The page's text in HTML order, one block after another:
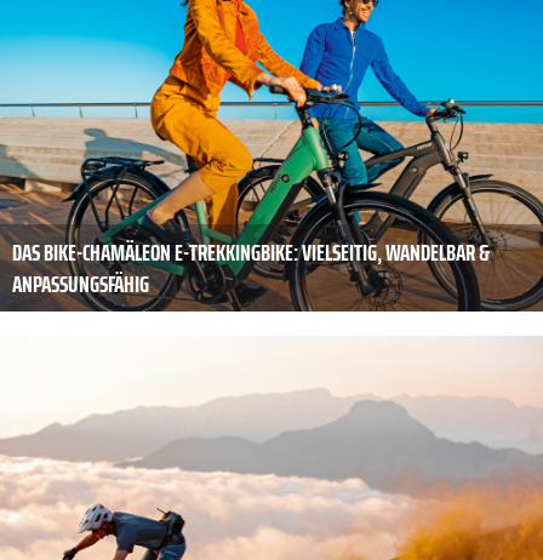
DAS BIKE-CHAMÄLEON E-TREKKINGBIKE: VIELSEITIG, WANDELBAR &
ANPASSUNGSFÄHIG